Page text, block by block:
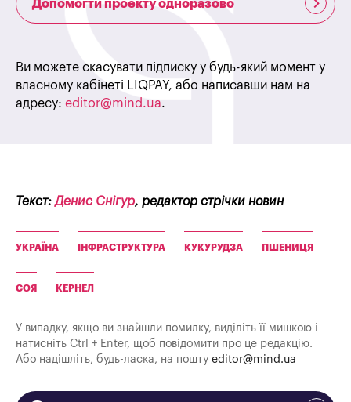
Допомогти проекту одноразово
Ви можете скасувати підписку у будь-який момент у
власному кабінеті LIQPAY, або написавши нам на
адресу: editor@mind.ua.
Текст:Денис Снігур, редактор стрічки новин
УКРАЇНА ІНФРАСТРУКТУРА КУКУРУДЗА ПШЕНИЦЯ
СОЯ КЕРНЕЛ
У випадку, якщо ви знайшли помилку, виділіть її мишкою і
натисніть Ctrl + Enter, щоб повідомити про це редакцію.
Або надішліть, будь-ласка, на пошту editor@mind.ua